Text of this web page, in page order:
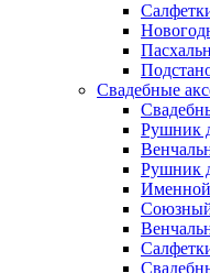
Свадебные
Рушник
Рушник